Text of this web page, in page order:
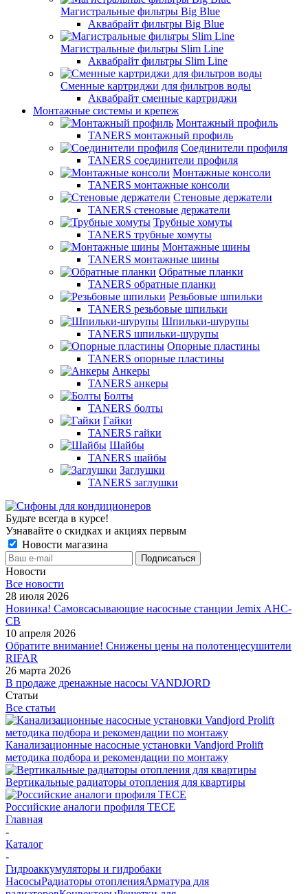
Магистральные фильтры Big Blue
Аквабрайт фильтры Big Blue
Магистральные фильтры Slim Line
Аквабрайт фильтры Slim Line
Сменные картриджи для фильтров воды
Аквабрайт сменные картриджи
Монтажные системы и крепеж
Монтажный профиль
TANERS монтажный профиль
Соединители профиля
TANERS соединители профиля
Монтажные консоли
TANERS монтажные консоли
Стеновые держатели
TANERS стеновые держатели
Трубные хомуты
TANERS трубные хомуты
Монтажные шины
TANERS монтажные шины
Обратные планки
TANERS обратные планки
Резьбовые шпильки
TANERS резьбовые шпильки
Шпильки-шурупы
TANERS шпильки-шурупы
Опорные пластины
TANERS опорные пластины
Анкеры
TANERS анкеры
Болты
TANERS болты
Гайки
TANERS гайки
Шайбы
TANERS шайбы
Заглушки
TANERS заглушки
Будьте всегда в курсе!
Узнавайте о скидках и акциях первым
Новости магазина
Новости
Все новости
28 июля 2026
Новинка! Самовсасывающие насосные станции Jemix АНС-
СВ
10 апреля 2026
Обратите внимание! Снижены цены на полотенцесушители
RIFAR
26 марта 2026
В продаже дренажные насосы VANDJORD
Статьи
Все статьи
Канализационные насосные установки Vandjord Prolift
методика подбора и рекомендации по монтажу
Вертикальные радиаторы отопления для квартиры
Российские аналоги профиля TECE
Главная
-
Каталог
-
Гидроаккумуляторы и гидробаки
НасосыРадиаторы отопленияАрматура для